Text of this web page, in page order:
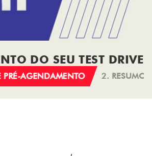
DO SEU TEST DRIVE
AGENDAMENTO 2. RESUMO